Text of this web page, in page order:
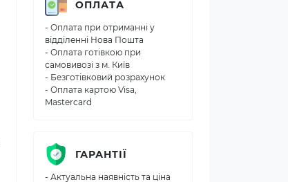
ОПЛАТА
- Оплата при отриманні у
відділенні Нова Пошта
- Оплата готівкою при
самовивозі з м. Київ
- Безготівковий розрахунок
- Оплата картою Visa,
Mastercard
ГАРАНТІЇ
- Актуальна наявність та ціна